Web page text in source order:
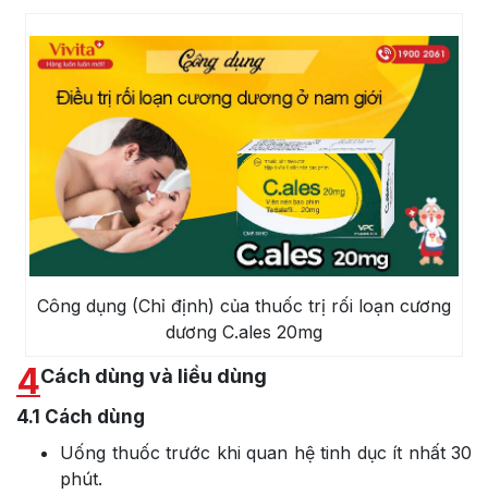
Công dụng (Chỉ định) của thuốc trị rối loạn cương
dương C.ales 20mg
4Cách dùng và liều dùng
4.1 Cách dùng
Uống thuốc trước khi quan hệ tinh dục ít nhất 30
phút.